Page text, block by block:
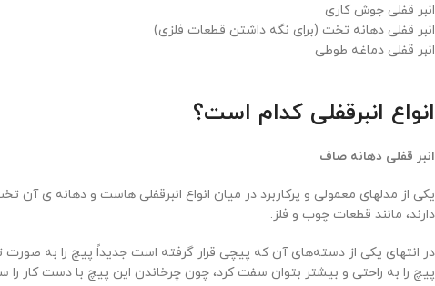
انبر قفلی جوش کاری
انبر قفلی دهانه تخت (برای نگه داشتن قطعات فلزی)
انبر قفلی دماغه طوطی
انواع انبرقفلی کدام است؟
انبر قفلی دهانه صاف
یکی از مدلهای معمولی و پرکاربرد در میان انواع انبرقفلی هاست و دهانه
دارند، مانند قطعات چوب و فلز.
در انتهای یکی از دسته‌های آن که پیچی قرار گرفته است جدیداً پیچ را به صورت
پیچ را به راحتی و بیشتر بتوان سفت کرد، چون چرخاندن این پیچ با دست کار را